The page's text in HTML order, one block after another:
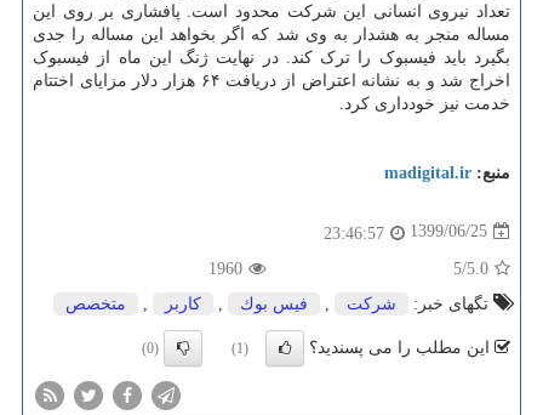
تعداد نیروی انسانی این شرکت محدود است. پافشاری بر روی این
مساله منجر به هشدار به وی شد که اگر بخواهد این مساله را جدی
بگیرد باید فیسبوک را ترک کند. در نهایت ژنگ این ماه از فیسبوک
اخراج شد و به نشانه اعتراض از دریافت ۶۴ هزار دلار مزایای اختتام
خدمت نیز خودداری کرد.
منبع: madigital.ir
1399/06/25
23:46:57
5.0
/5
1960
تگهای خبر:
شركت فیس بوك كاربر متخصص
این مطلب را می پسندید؟ (1)
(0)